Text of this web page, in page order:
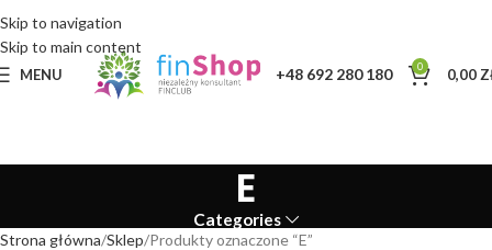
Skip to navigation
Skip to main content
MENU +48 692 280 180 0 0,00
E
Categories
Strona główna Sklep Produkty oznaczone “E”